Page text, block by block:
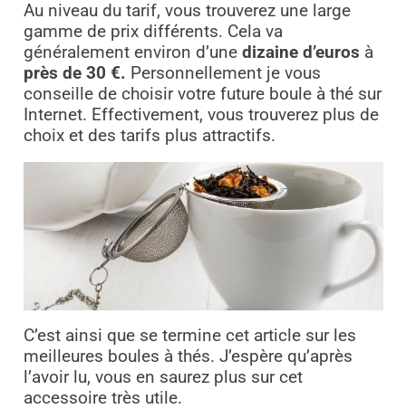
Au niveau du tarif, vous trouverez une large
gamme de prix différents. Cela va
généralement environ d’une dizaine d’euros à
près de 30 €. Personnellement je vous
conseille de choisir votre future boule à thé sur
Internet. Effectivement, vous trouverez plus de
choix et des tarifs plus attractifs.
C’est ainsi que se termine cet article sur les
meilleures boules à thés. J’espère qu’après
l’avoir lu, vous en saurez plus sur cet
accessoire très utile.